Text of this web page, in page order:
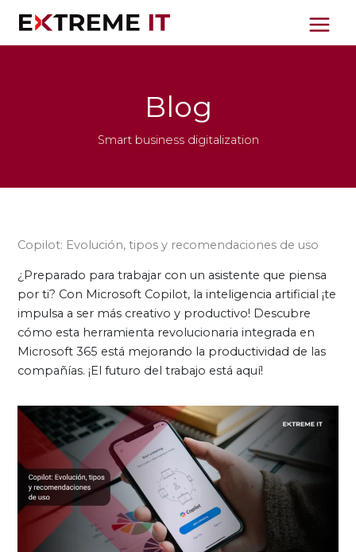
contenido
Blog
Smart business digitalization
Copilot: Evolución, tipos y recomendaciones de uso
¿Preparado para trabajar con un asistente que piensa
por ti? Con Microsoft Copilot, la inteligencia artificial ¡te
impulsa a ser más creativo y productivo! Descubre
cómo esta herramienta revolucionaria integrada en
Microsoft 365 está mejorando la productividad de las
compañías. ¡El futuro del trabajo está aquí!